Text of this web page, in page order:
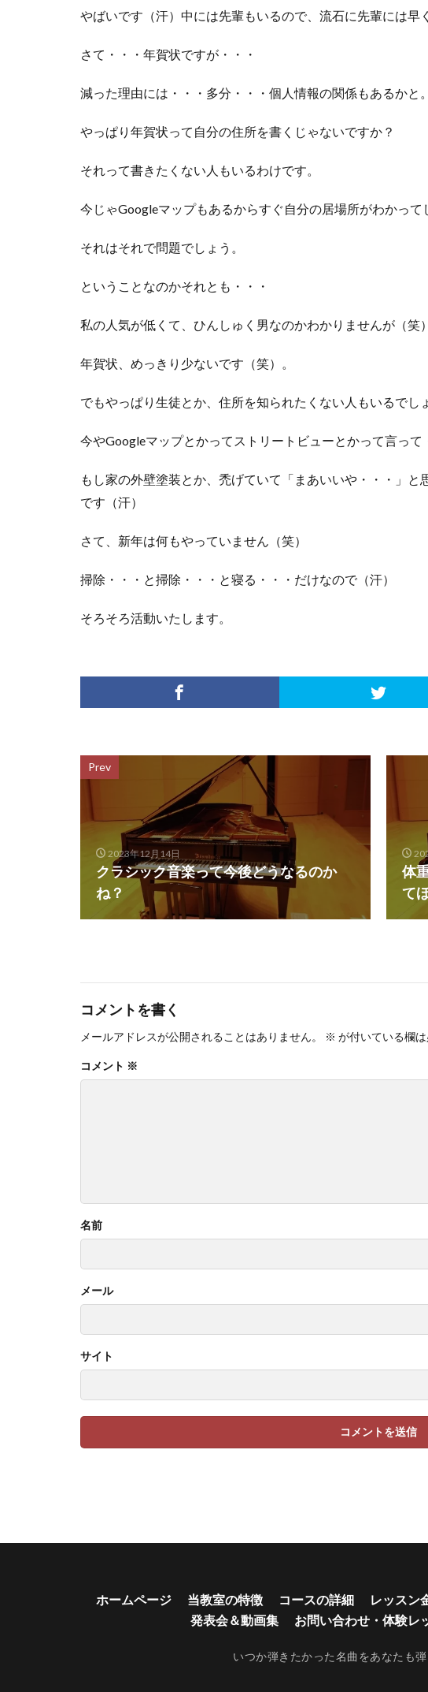
やばいです（汗）中には先輩もいるので、流石に先輩には早
さて・・・年賀状ですが・・・
減った理由には・・・多分・・・個人情報の関係もあるかと。
やっぱり年賀状って自分の住所を書くじゃないですか？
それって書きたくない人もいるわけです。
今じゃGoogleマップもあるからすぐ自分の居場所がわかって
それはそれで問題でしょう。
ということなのかそれとも・・・
私の人気が低くて、ひんしゅく男なのかわかりませんが（笑
年賀状、めっきり少ないです（笑）。
でもやっぱり生徒とか、住所を知られたくない人もいるでし
今やGoogleマップとかってストリートビューとかって言って
もし家の外壁塗装とか、禿げていて「まあいいや・・・」
です（汗）
さて、新年は何もやっていません（笑）
掃除・・・と掃除・・・と寝る・・・だけなので（汗）
そろそろ活動いたします。
Prev
2023年12月14日
クラシック音楽って今後どうなるのか
ね？
体
て
コメントを書く
メールアドレスが公開されることはありません。 ※ が付いている欄
コメント ※
名前
メール
サイト
ホームページ 当教室の特徴 コースの詳細 レッスン
発表会＆動画集
お問い合わせ・体験レ
いつか弾きたかった名曲をあなたも